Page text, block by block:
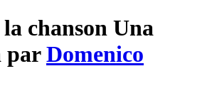
chanson Una
parDomenico